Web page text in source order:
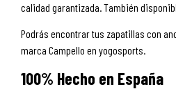
calidad garantizada. También
Podrás encontrar tus zapatillas con
marca Campello en yogosports.
100% Hecho en España